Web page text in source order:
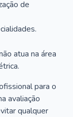
de
atua na área
para o
avaliação
qualquer